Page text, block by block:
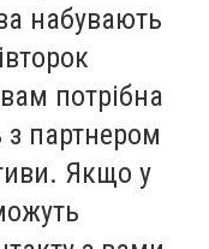
набувають
потрiбна
з партнером
Якщо у